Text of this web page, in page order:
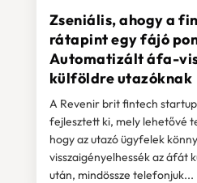
Zseniális, ahogy a
rátapint egy fájó
Automatizált áfa-
külföldre utazóknak
A Revenir brit fintech
fejlesztett ki, mely lehetővé
hogy az utazó ügyfelek
visszaigényelhessék az áfát
után, mindössze telefonjuk...